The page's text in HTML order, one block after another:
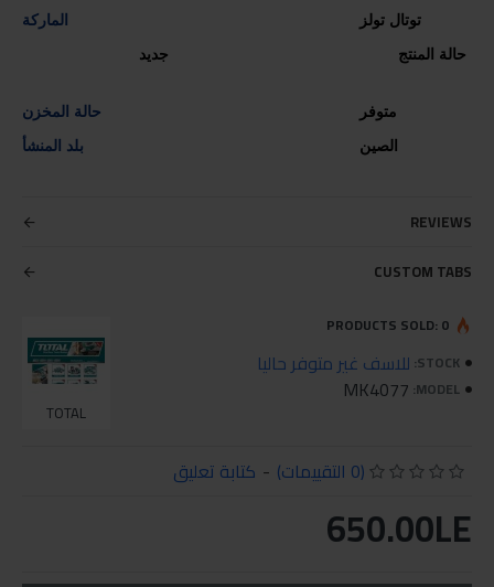
توتال تولز
الماركة
حالة المنتج جديد
متوفر
حالة المخزن
الصين
بلد المنشأ
REVIEWS
CUSTOM TABS
STOCK: للاسف غير متوفر حاليا
MODEL:
MK4077
TOTAL
PRODUCTS SOLD: 0
(0 التقييمات) - كتابة تعليق
650.00LE